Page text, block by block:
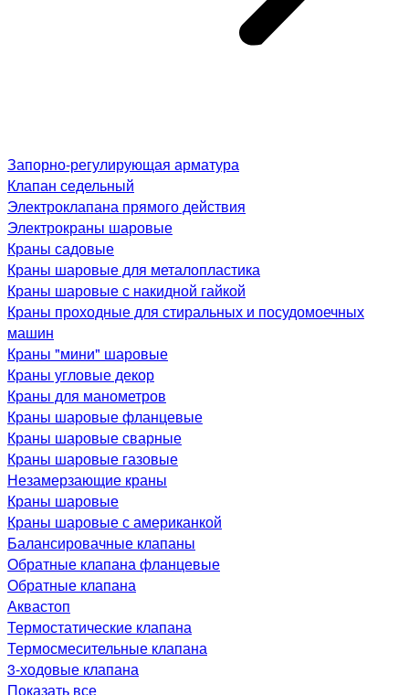
Запорно-регулирующая арматура
Клапан седельный
Электроклапана прямого действия
Электрокраны шаровые
Краны садовые
Краны шаровые для металопластика
Краны шаровые с накидной гайкой
Краны проходные для стиральных и посудомоечных
машин
Краны "мини" шаровые
Краны угловые декор
Краны для манометров
Краны шаровые фланцевые
Краны шаровые сварные
Краны шаровые газовые
Незамерзающие краны
Краны шаровые
Краны шаровые с американкой
Балансировачные клапаны
Обратные клапана фланцевые
Обратные клапана
Аквастоп
Термостатические клапана
Термосмесительные клапана
3-ходовые клапана
Показать все